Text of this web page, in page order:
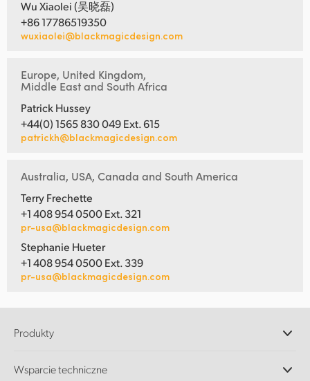
Wu Xiaolei (吴晓磊)
+86 17786519350
wuxiaolei@blackmagicdesign.com
Europe, United Kingdom,
Middle East and South Africa
Patrick Hussey
+44(0) 1565 830 049 Ext. 615
patrickh@blackmagicdesign.com
Australia, USA, Canada and South America
Terry Frechette
+1 408 954 0500 Ext. 321
pr-usa@blackmagicdesign.com
Stephanie Hueter
+1 408 954 0500 Ext. 339
pr-usa@blackmagicdesign.com
Produkty
DaVinci Resolve i oprogramowanie Fusion
Wsparcie techniczne